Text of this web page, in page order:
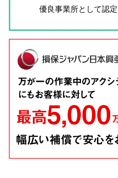
優良事業所として認定